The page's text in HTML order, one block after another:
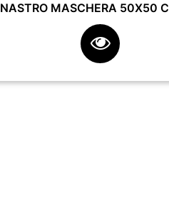
NASTRO MASCHERA 50X50